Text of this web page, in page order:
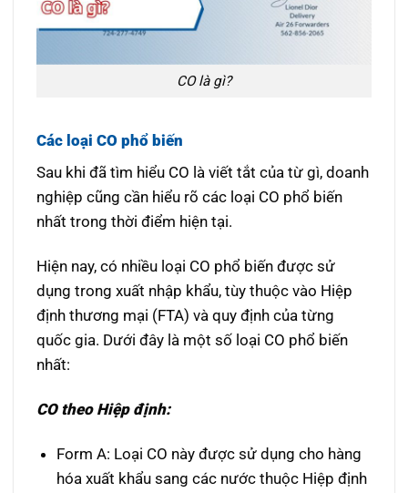
CO là gì?
Các loại CO phổ biến
Sau khi đã tìm hiểu CO là viết tắt của từ gì, doanh
nghiệp cũng cần hiểu rõ các loại CO phổ biến
nhất trong thời điểm hiện tại.
Hiện nay, có nhiều loại CO phổ biến được sử
dụng trong xuất nhập khẩu, tùy thuộc vào Hiệp
định thương mại (FTA) và quy định của từng
quốc gia. Dưới đây là một số loại CO phổ biến
nhất:
CO theo Hiệp định:
Form A: Loại CO này được sử dụng cho hàng
hóa xuất khẩu sang các nước thuộc Hiệp định